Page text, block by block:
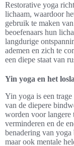
Restorative yoga
lichaam, waardoor
gebruik te maken
beoefenaars hun
langdurige
ademen en zich te
een diepe staat van
Yin yoga en het
Yin yoga is een
van de diepere
worden voor langere
verminderen en de
benadering van
maar ook mentale